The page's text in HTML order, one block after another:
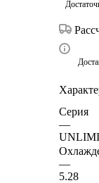
Серия
—
—
5.28